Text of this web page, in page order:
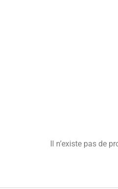
Il n’existe pas de